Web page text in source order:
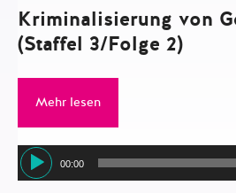
Kriminalisierung von
(Staffel 3/Folge 2)
Mehr lesen
Audio-
Player
00:00